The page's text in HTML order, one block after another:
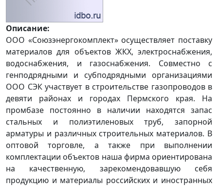
Описание:
ООО «Союзэнергокомплект» осуществляет поставку
материалов для объектов ЖКХ, электроснабжения,
водоснабжения, и газоснабжения. Совместно с
генподрядными и субподрядными организациями
ООО СЭК участвует в строительстве газопроводов в
девяти районах и городах Пермского края. На
промбазе постоянно в наличии находятся запас
стальных и полиэтиленовых труб, запорной
арматуры и различных строительных материалов. В
оптовой торговле, а также при выполнении
комплектации объектов наша фирма ориентирована
на качественную, зарекомендовавшую себя
продукцию и материалы российских и иностранных